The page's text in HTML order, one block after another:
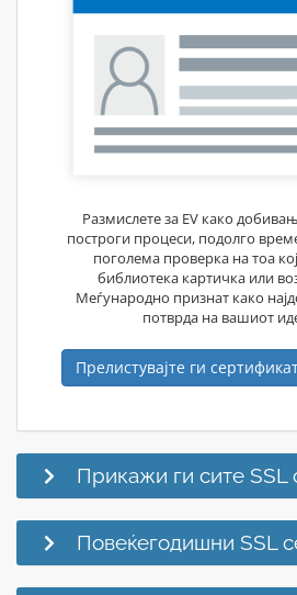
Размислете за EV како
построги процеси, подолго
поголема проверка на тоа
библиотека картичка или
Меѓународно признат како
потврда на вашиот
Прелистувајте ги
Прикажи ги сите SSL
Повеќегодишни SSL